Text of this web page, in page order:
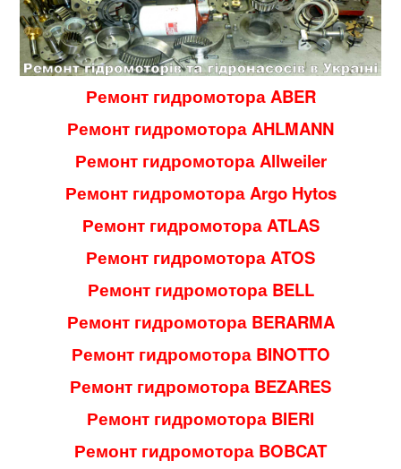
Ремонт гидромотора ABER
Ремонт гидромотора AHLMANN
Ремонт гидромотора Allweiler
Ремонт гидромотора Argo Hytos
Ремонт гидромотора ATLAS
Ремонт гидромотора ATOS
Ремонт гидромотора BELL
Ремонт гидромотора BERARMA
Ремонт гидромотора BINOTTO
Ремонт гидромотора BEZARES
Ремонт гидромотора BIERI
Ремонт гидромотора BOBCAT